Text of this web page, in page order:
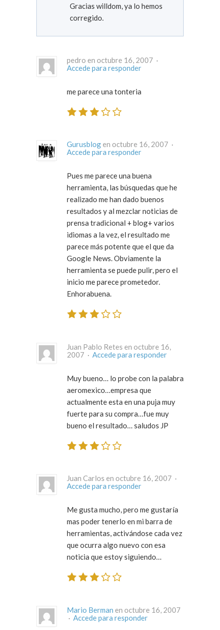
Gracias willdom, ya lo hemos
corregido.
pedro en octubre 16, 2007 ·
Accede para responder
me parece una tonteria
Gurusblog
en octubre 16, 2007 ·
Accede para responder
Pues me parece una buena
herramienta, las búsquedas que he
realizado me han dado buenos
resultados y al mezclar noticias de
prensa tradicional + blog+ varios
idiomas a la vez, el resultado me
parece más potente que el que da
Google News. Obviamente la
herramienta se puede pulir, pero el
inicio me parece prometedor.
Enhorabuena.
Juan Pablo Retes en octubre 16,
2007 · Accede para responder
Muy bueno… lo probe con la palabra
aeromexico…empresa que
actualmente esta en una puja muy
fuerte para su compra…fue muy
bueno el resultado… saludos JP
Juan Carlos en octubre 16, 2007 ·
Accede para responder
Me gusta mucho, pero me gustaría
mas poder tenerlo en mi barra de
herramientas, activándose cada vez
que ocurra algo nuevo con esa
noticia que estoy siguiendo…
Mario Berman en octubre 16, 2007
· Accede para responder